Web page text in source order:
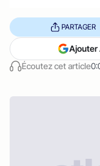
Écoutez cet article
PARTAGER
Ajouter